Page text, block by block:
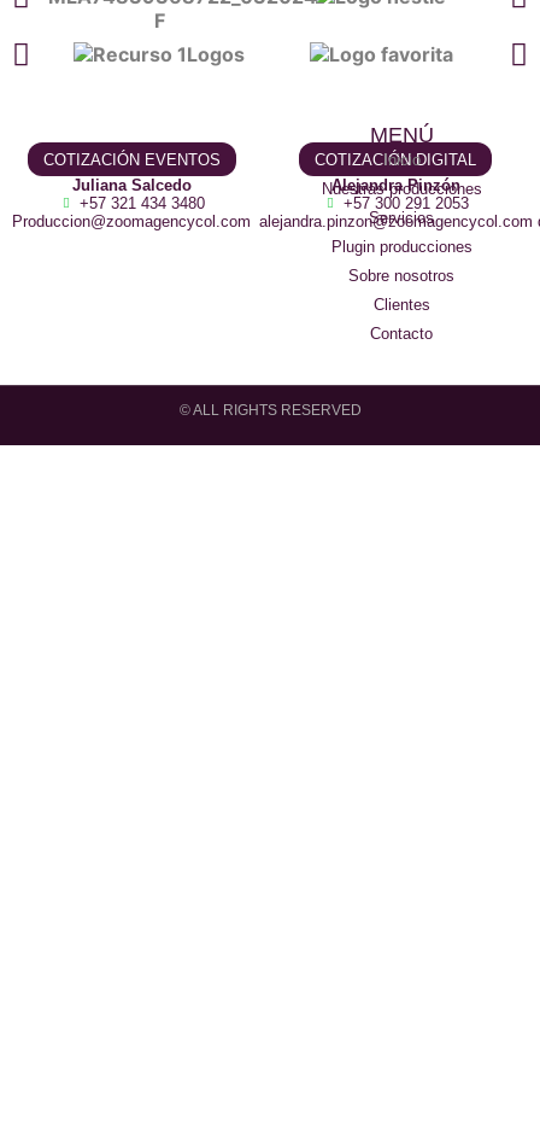
MENÚ
Inicio
Nuestras producciones
Servicios
Plugin producciones
Sobre nosotros
Clientes
Contacto
COTIZACIÓN EVENTOS
Juliana Salcedo
+57 321 434 3480
Produccion@zoomagencycol.com
COTIZACIÓN DIGITAL
Alejandra Pinzón
+57 300 291 2053
alejandra.pinzon@zoomagencycol.com
© ALL RIGHTS RESERVED